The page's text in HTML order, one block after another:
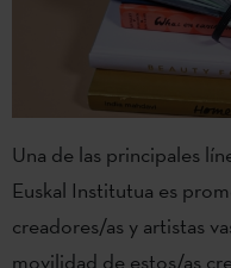
Una de las principales
Euskal Institutua es
creadores/as y artistas
movilidad de estos/as